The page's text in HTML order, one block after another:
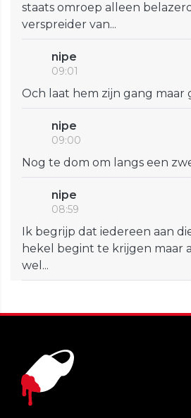
staats omroep alleen
verspreider van...
nipe
09:01
Och laat hem zijn gang maar
nipe
09:00
Nog te dom om langs een
nipe
08:59
Ik begrijp dat iedereen aan
hekel begint te krijgen maar
wel...